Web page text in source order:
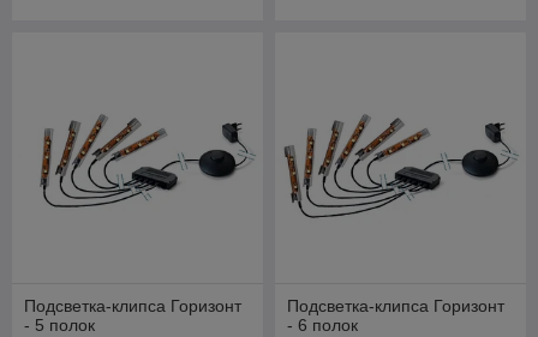
Подсветка-клипса Горизонт
- 5 полок
Подсветка-клипса Горизонт
- 6 полок